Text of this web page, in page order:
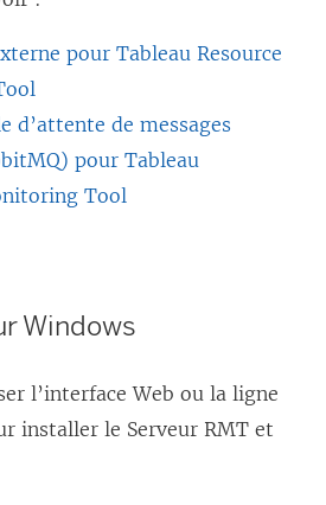
pour Tableau Resource
d’attente de messages
pour Tableau
Tool
Windows
l’interface Web ou la ligne
installer le Serveur RMT et